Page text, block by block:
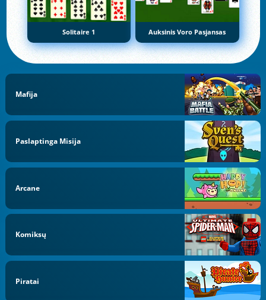
Solitaire 1 Auksinis Voro Pasjansas
Mafija
Paslaptinga Misija
Arcane
Komiksų
Piratai